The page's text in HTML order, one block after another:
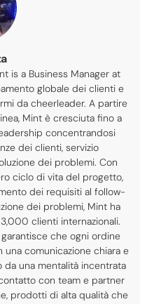
is a Business Manager at
globale dei clienti e
da cheerleader. A partire
Mint è cresciuta fino a
concentrandosi
dei clienti, servizio
dei problemi. Con
ciclo di vita del progetto,
dei requisiti al follow-
dei problemi, Mint ha
clienti internazionali.
che ogni ordine
comunicazione chiara e
una mentalità incentrata
con team e partner
prodotti di alta qualità che